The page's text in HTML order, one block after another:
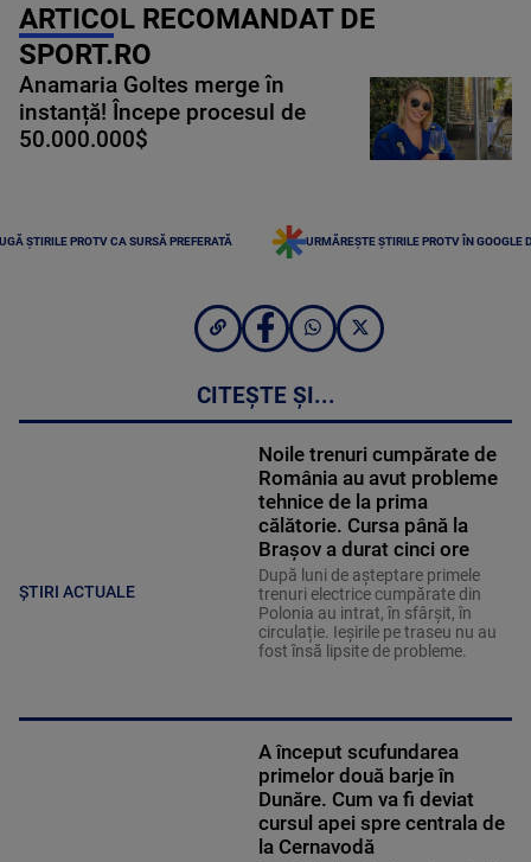
ARTICOL RECOMANDAT DE
SPORT.RO
Anamaria Goltes merge în
instanță! Începe procesul de
50.000.000$
ȘTIRILE PROTV CA SURSĂ PREFERATĂ URMĂREȘTE ȘTIRILE PROTV ÎN GOOGLE
CITEȘTE ȘI...
ȘTIRI ACTUALE
Noile trenuri cumpărate de
România au avut probleme
tehnice de la prima
călătorie. Cursa până la
Brașov a durat cinci ore
După luni de așteptare primele
trenuri electrice cumpărate din
Polonia au intrat, în sfârșit, în
circulație. Ieșirile pe traseu nu au
fost însă lipsite de probleme.
A început scufundarea
primelor două barje în
Dunăre. Cum va fi deviat
cursul apei spre centrala de
la Cernavodă